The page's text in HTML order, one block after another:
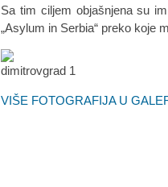
Sa tim ciljem objašnjena su
„Asylum in Serbia“ preko koje
VIŠE FOTOGRAFIJA U